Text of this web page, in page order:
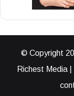
© Copyright
Richest Media